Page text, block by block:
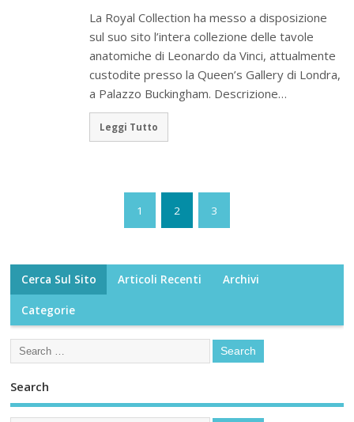
La Royal Collection ha messo a disposizione
sul suo sito l’intera collezione delle tavole
anatomiche di Leonardo da Vinci, attualmente
custodite presso la Queen’s Gallery di Londra,
a Palazzo Buckingham. Descrizione…
Leggi Tutto
1 2 3
Cerca Sul Sito Articoli Recenti Archivi
Categorie
Search